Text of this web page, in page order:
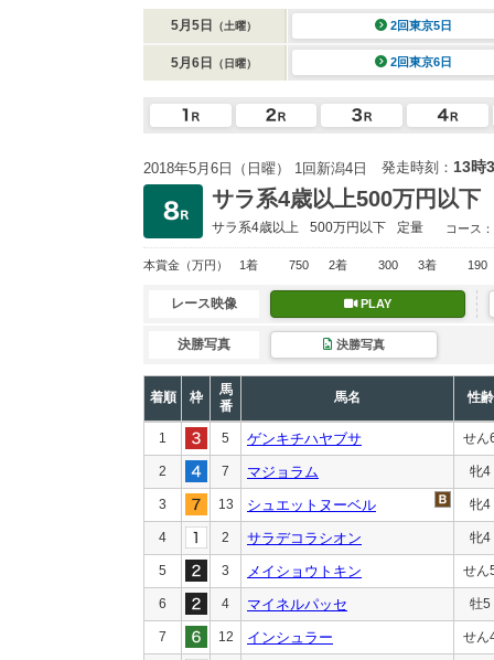
5月5日 （土曜） 2回東京5日
5月6日 （日曜） 2回東京6日
2018年5月6日（日曜） 1回新潟4日 発走時刻： 13時
サラ系4歳以上500万円以下
サラ系4歳以上 500万円以下 定量 コース：
本賞金 （万円） 1着 750 2着 300 3着 190
レース映像 PLAY
決勝写真 決勝写真
着順 枠
馬
番
馬名 性齢
1 5 ゲンキチハヤブサ せん
2 7 マジョラム 牝4
3 13 シュエットヌーベル 牝4
4 2 サラデコラシオン 牝4
5 3 メイショウトキン せん
6 4 マイネルパッセ 牡5
7 12 インシュラー せん